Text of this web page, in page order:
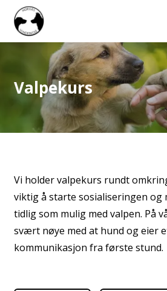
Valpekurs
Vi holder valpekurs rundt
viktig å starte sosialiseringen og
tidlig som mulig med valpen. På
svært nøye med at hund og eier
kommunikasjon fra første stund.